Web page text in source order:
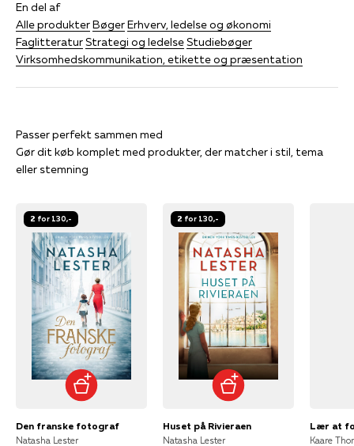
En del af
Alle produkterBøgerErhverv, ledelse og økonomi
FaglitteraturStrategi og ledelseStudiebøger
Virksomhedskommunikation, etikette og præsentation
Gør dit køb komplet med produkter, der matcher i stil, tema
eller stemning
2 for 130,-
Den franske fotograf
Natasha Lester
2 for 130,-
Huset på Rivieraen
Natasha Lester
Lær at
Kaare